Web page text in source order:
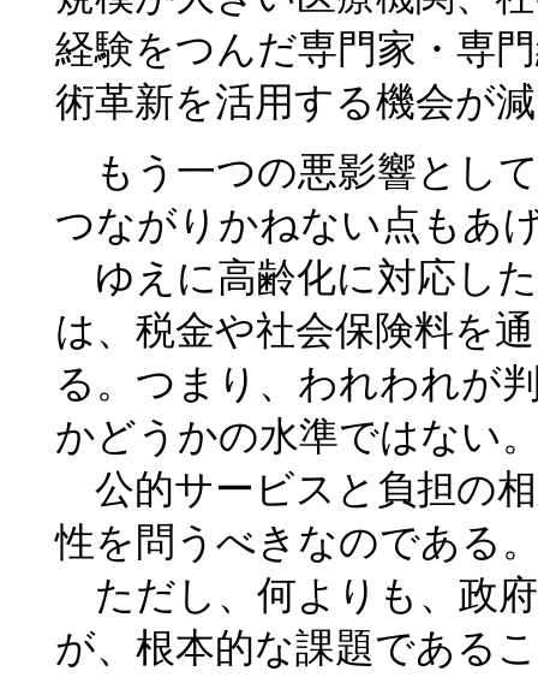
経験をつんだ専門家・専
術革新を活用する機会が
もう一つの悪影響とし
つながりかねない点もあ
ゆえに高齢化に対応し
は、税金や社会保険料を
る。つまり、われわれが
かどうかの水準ではない
公的サービスと負担の
性を問うべきなのである
ただし、何よりも、政
が、根本的な課題である